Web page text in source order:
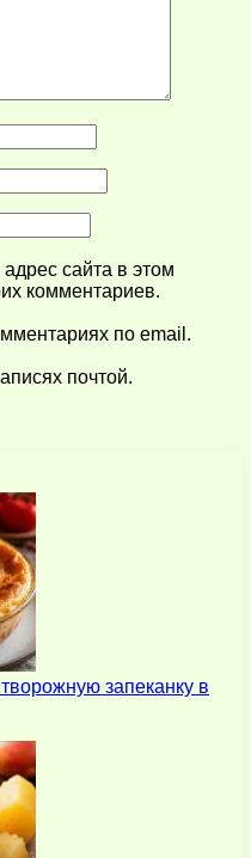
сайта в этом
комментариев.
по email.
почтой.
запеканку в